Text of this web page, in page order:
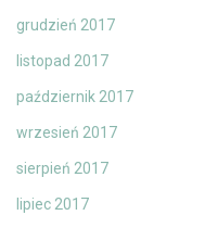
grudzień 2017
listopad 2017
październik 2017
wrzesień 2017
sierpień 2017
lipiec 2017